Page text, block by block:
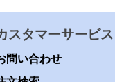
スタマーサービス
問い合わせ